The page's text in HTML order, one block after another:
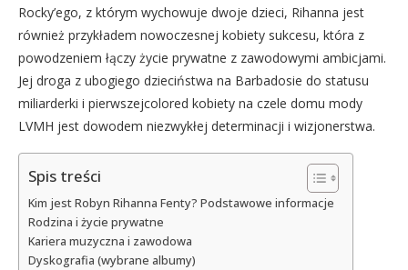
Rocky’ego, z którym wychowuje dwoje dzieci, Rihanna jest
również przykładem nowoczesnej kobiety sukcesu, która z
powodzeniem łączy życie prywatne z zawodowymi ambicjami.
Jej droga z ubogiego dzieciństwa na Barbadosie do statusu
miliarderki i pierwszejcolored kobiety na czele domu mody
LVMH jest dowodem niezwykłej determinacji i wizjonerstwa.
Spis treści
Kim jest Robyn Rihanna Fenty? Podstawowe informacje
Rodzina i życie prywatne
Kariera muzyczna i zawodowa
Dyskografia (wybrane albumy)